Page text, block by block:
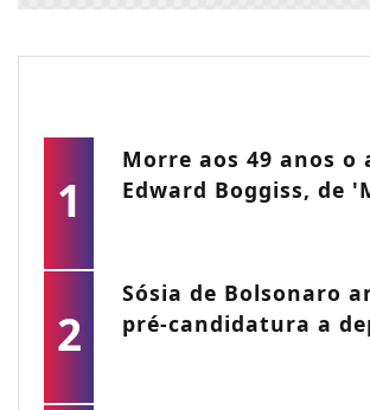
1
Morre aos 49 anos o
Edward Boggiss, de
2
Sósia de Bolsonaro
pré-candidatura a